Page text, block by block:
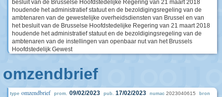
besluit van de Brusselse Hoofdstedelijke Regering van 21 maart 2018
houdende het administratief statuut en de bezoldigingsregeling van de
ambtenaren van de gewestelijke overheidsdiensten van Brussel en van
het besluit van de Brusselse Hoofdstedelijke Regering van 21 maart 2018
houdende het administratief statuut en de bezoldigingsregeling van de
ambtenaren van de instellingen van openbaar nut van het Brussels
Hoofdstedelijk Gewest
omzendbrief
type omzendbrief prom. 09/02/2023 pub. 17/02/2023 numac 2023040615 bron